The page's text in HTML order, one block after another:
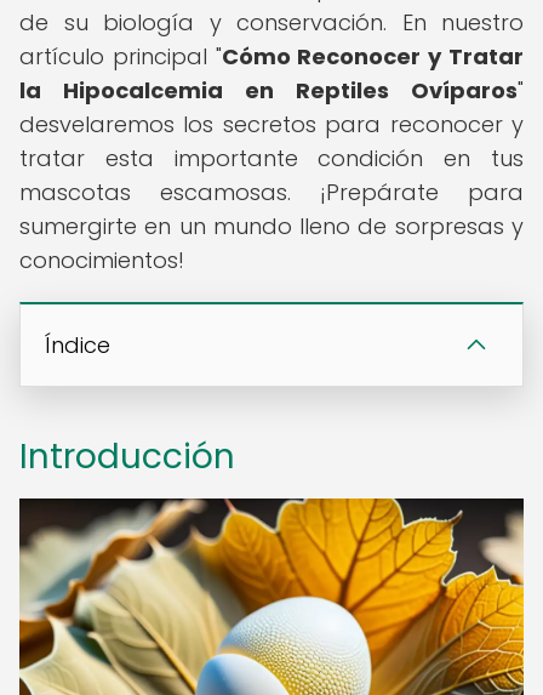
de su biología y conservación. En nuestro
artículo principal "Cómo Reconocer y Tratar
la Hipocalcemia en Reptiles Ovíparos"
desvelaremos los secretos para reconocer y
tratar esta importante condición en tus
mascotas escamosas. ¡Prepárate para
sumergirte en un mundo lleno de sorpresas y
conocimientos!
Índice
Introducción